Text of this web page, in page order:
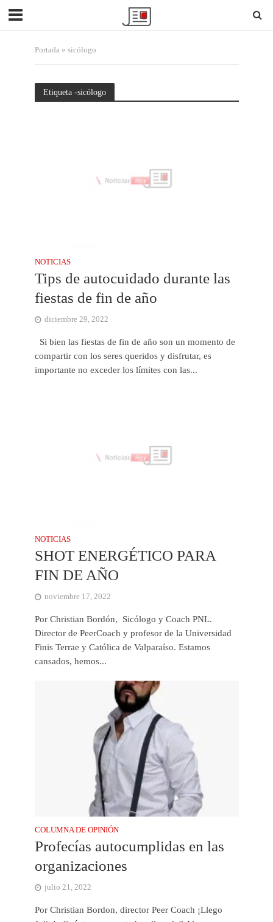
Portada» sicólogo
Etiqueta -sicólogo
NOTICIAS
Tips de autocuidado durante las
fiestas de fin de año
diciembre 29, 2022
Si bien las fiestas de fin de año son un momento de
compartir con los seres queridos y disfrutar, es
importante no exceder los límites con las...
NOTICIAS
SHOT ENERGÉTICO PARA
FIN DE AÑO
noviembre 17, 2022
Por Christian Bordón, Sicólogo y Coach PNL.
Director de PeerCoach y profesor de la Universidad
Finis Terrae y Católica de Valparaíso. Estamos
cansados, hemos...
COLUMNA DE OPINIÓN
Profecías autocumplidas en las
organizaciones
julio 21, 2022
Por Christian Bordon, director Peer Coach ¡Llego